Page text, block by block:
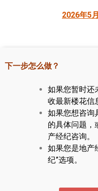
楼花地图
楼花转让专区
多伦多市中心楼花项目
怡陶碧谷社区介绍
2026年5
下一步怎么做？
如果您暂时还
收最新楼花信
如果您想咨询
的具体问题，
产经纪咨询。
如果您是地产
纪”选项。